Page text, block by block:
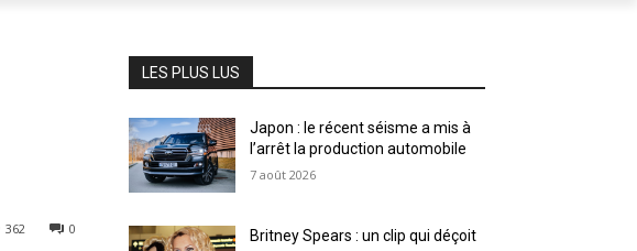
0
362
LES PLUS LUS
Japon : le récent séisme a mis à
l’arrêt la production automobile
7 août 2026
Britney Spears : un clip qui déçoit